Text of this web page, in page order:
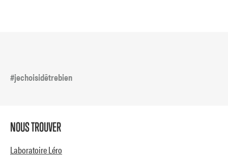
#jechoisidêtrebien
NOUS TROUVER
Laboratoire Léro